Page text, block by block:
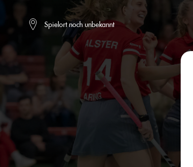
Spielort noch unbekannt